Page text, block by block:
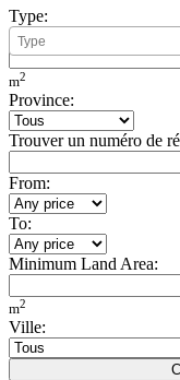
Type:
Minimum Build Area:
m2
Province:
Trouver un numéro de
From:
To:
Minimum Land Area:
m2
Ville: